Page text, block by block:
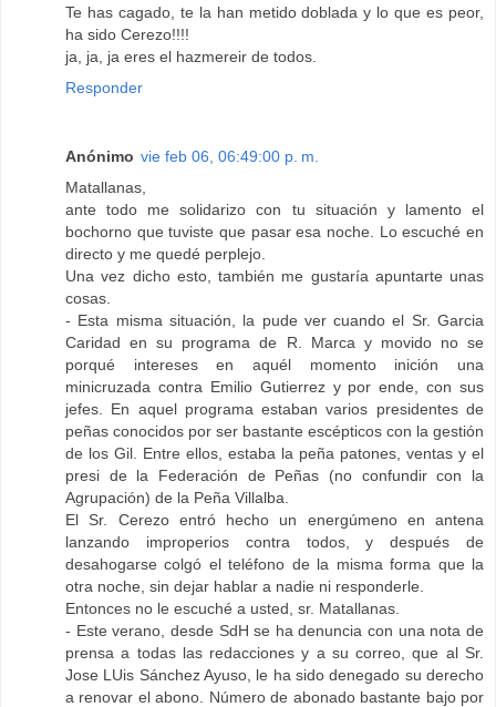
Te has cagado, te la han metido doblada y lo que es peor,
ha sido Cerezo!!!!
ja, ja, ja eres el hazmereir de todos.
Responder
Anónimo vie feb 06, 06:49:00 p. m.
Matallanas,
ante todo me solidarizo con tu situación y lamento el
bochorno que tuviste que pasar esa noche. Lo escuché en
directo y me quedé perplejo.
Una vez dicho esto, también me gustaría apuntarte unas
cosas.
- Esta misma situación, la pude ver cuando el Sr. Garcia
Caridad en su programa de R. Marca y movido no se
porqué intereses en aquél momento inición una
minicruzada contra Emilio Gutierrez y por ende, con sus
jefes. En aquel programa estaban varios presidentes de
peñas conocidos por ser bastante escépticos con la gestión
de los Gil. Entre ellos, estaba la peña patones, ventas y el
presi de la Federación de Peñas (no confundir con la
Agrupación) de la Peña Villalba.
El Sr. Cerezo entró hecho un energúmeno en antena
lanzando improperios contra todos, y después de
desahogarse colgó el teléfono de la misma forma que la
otra noche, sin dejar hablar a nadie ni responderle.
Entonces no le escuché a usted, sr. Matallanas.
- Este verano, desde SdH se ha denuncia con una nota de
prensa a todas las redacciones y a su correo, que al Sr.
Jose LUis Sánchez Ayuso, le ha sido denegado su derecho
a renovar el abono. Número de abonado bastante bajo por